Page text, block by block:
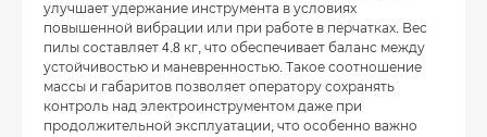
улучшает удержание инструмента в условиях
повышенной вибрации или при работе в перчатках. Вес
пилы составляет 4.8 кг, что обеспечивает баланс между
устойчивостью и маневренностью. Такое соотношение
массы и габаритов позволяет оператору сохранять
контроль над электроинструментом даже при
продолжительной эксплуатации, что особенно важно